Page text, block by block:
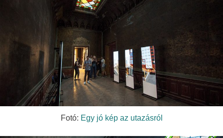
Fotó: Egy jó kép az utazásról